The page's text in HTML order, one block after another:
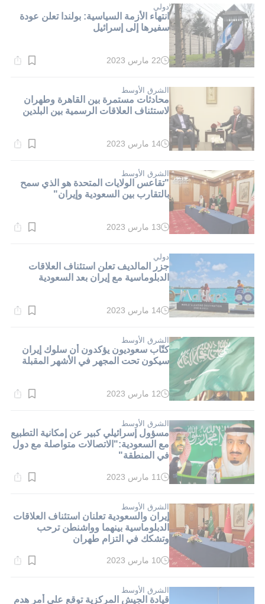
دقيقة.
دولي
انتهاء الأزمة السياسية: بولندا تعلن عودة
سفيرها إلى إسرائيل
وقت
دقيقة.
22 مارس 2023
الشرق الأوسط
محادثات مستمرة بين القاهرة وطهران
لاستئناف العلاقات الرسمية بين البلدين
وقت
دقيقة.
14 مارس 2023
الشرق الأوسط
"تقاعس الولايات المتحدة هو الذي سمح
بالتقارب بين السعودية وإيران"
وقت
دقيقة.
13 مارس 2023
دولي
جزر المالديف تعلن استئناف العلاقات
الدبلوماسية مع إيران بعد السعودية
وقت
دقيقة.
14 مارس 2023
الشرق الأوسط
كتّاب سعوديون يؤكدون أن سلوك إيران
سيكون تحت المجهر في الأشهر المقبلة
وقت
دقيقة.
12 مارس 2023
الشرق الأوسط
مسؤول إسرائيلي كبير عن إمكانية التطبيع
مع السعودية:"الاتصالات متواصلة مع دول
في المنطقة"
وقت
دقيقة.
11 مارس 2023
الشرق الأوسط
إيران والسعودية تعلنان استئناف العلاقات
الدبلوماسية بينهما وواشنطن ترحب
وتشكك في التزام طهران
وقت
دقيقة.
10 مارس 2023
الشرق الأوسط
قيادة الجيش المركزية توقع على أمر هدم